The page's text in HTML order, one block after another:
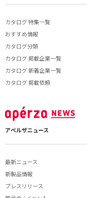
カタログ 特集一覧
おすすめ情報
カタログ分類
カタログ 掲載企業一覧
カタログ 新着企業一覧
カタログ 掲載依頼
アペルザニュース
最新ニュース
新製品情報
プレスリリース